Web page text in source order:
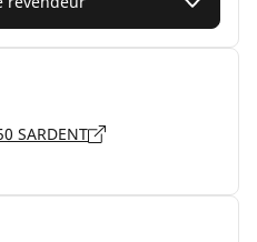
SARDENT